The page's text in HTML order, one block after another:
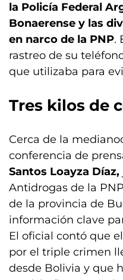
la Policía Federal
Bonaerense y las
en narco de la PNP.
rastreo de su
que utilizaba para
Tres kilos de
Cerca de la
conferencia de
Santos Loayza Díaz,
Antidrogas de la
de la provincia de
información clave
El oficial contó que
por el triple crimen
desde Bolivia y que